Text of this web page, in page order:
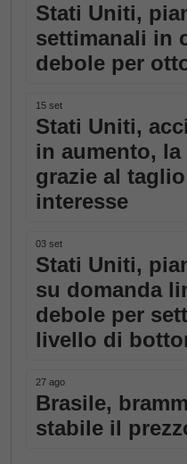
Stati Uniti,
settimanali in
debole per
15 set
Stati Uniti,
in aumento,
grazie al
interesse
03 set
Stati Uniti,
su domanda
debole per
livello di
27 ago
Brasile,
stabile il